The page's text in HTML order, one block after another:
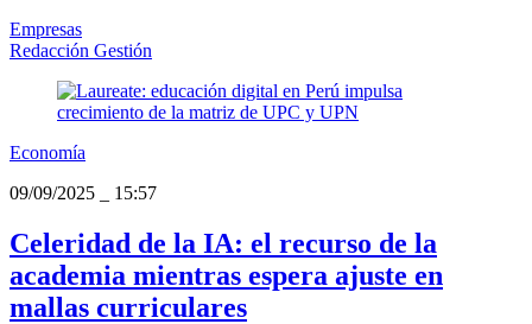
Empresas
Redacción Gestión
Economía
09/09/2025
15:57
Celeridad de la IA: el recurso de la
academia mientras espera ajuste en
mallas curriculares